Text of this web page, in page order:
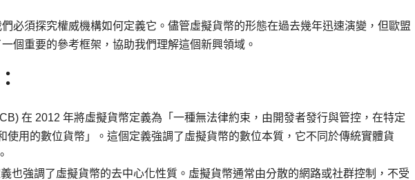
必須探究權威機構如何定義它。儘管虛擬貨幣的形態在過去幾年迅速演變，但歐盟
個重要的參考框架，協助我們理解這個新興領域。
在 2012 年將虛擬貨幣定義為「一種無法律約束，由開發者發行與管控，在特定
使用的數位貨幣」。這個定義強調了虛擬貨幣的數位本質，它不同於傳統實體貨
也強調了虛擬貨幣的去中心化性質。虛擬貨幣通常由分散的網路或社群控制，不受